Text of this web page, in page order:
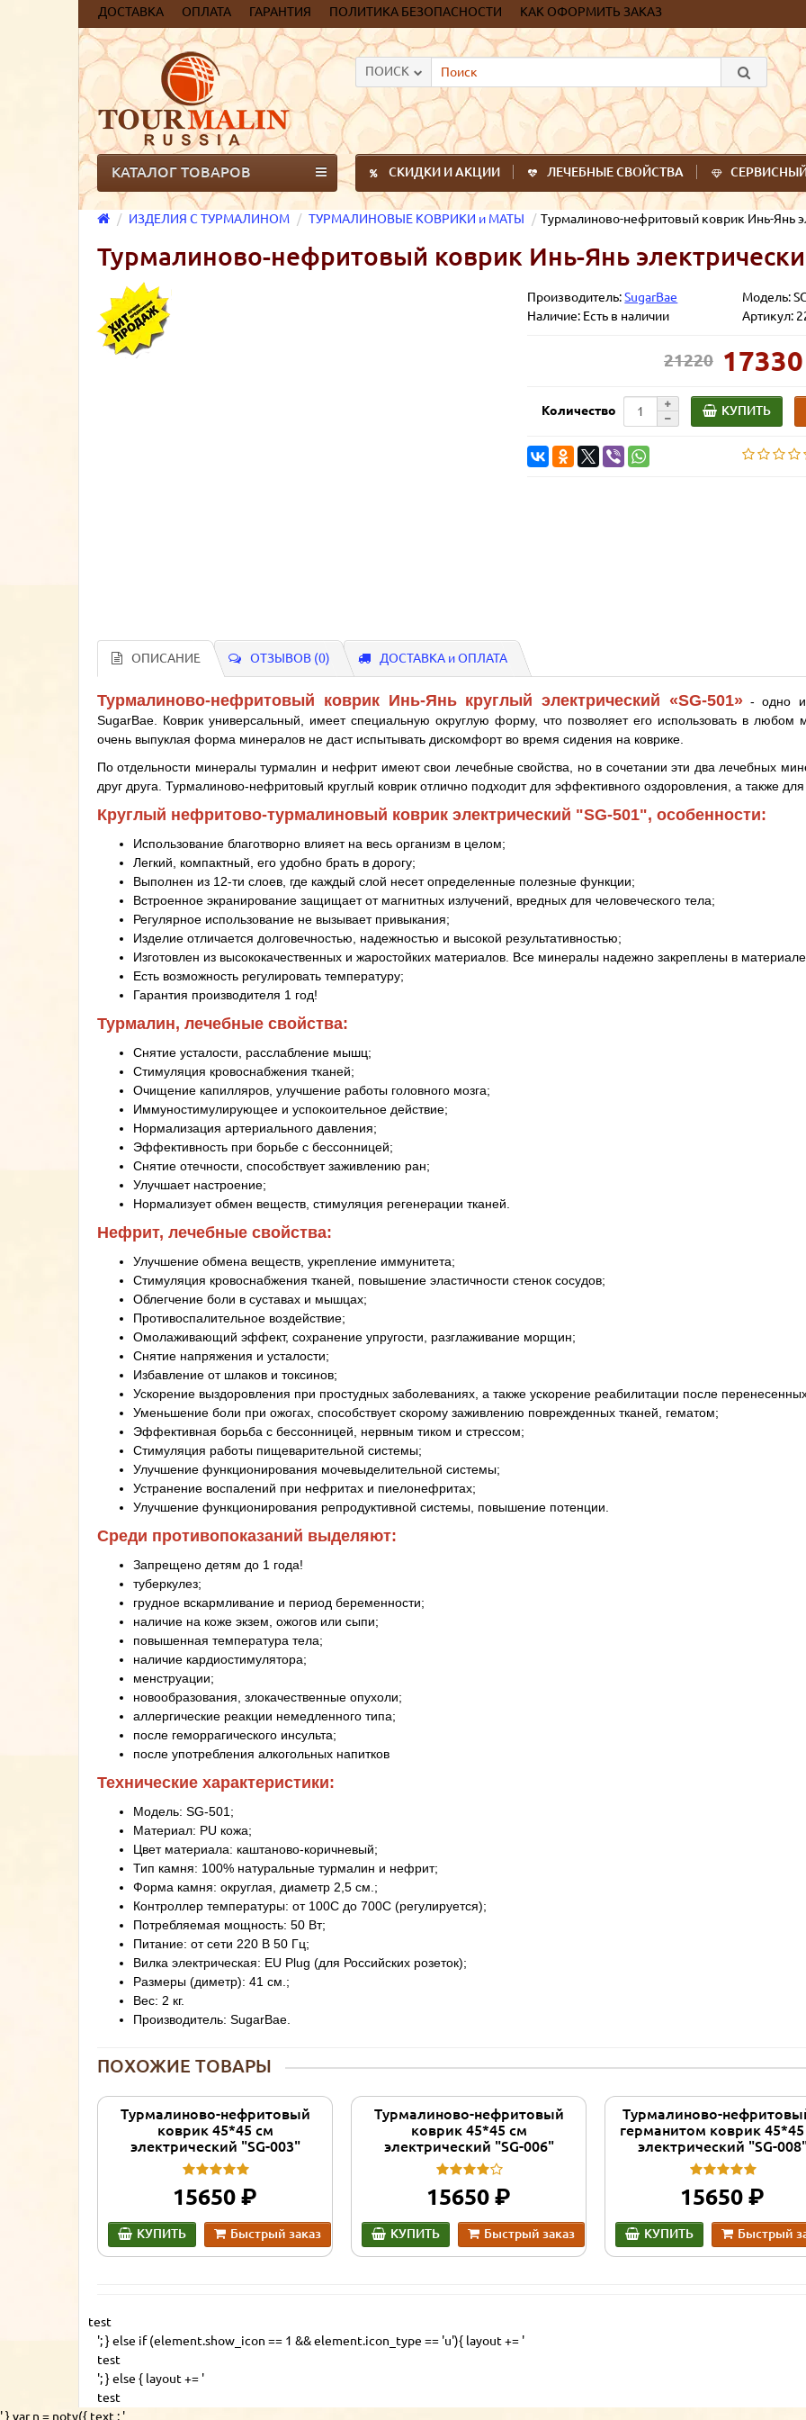
ДОСТАВКА ОПЛАТА ГАРАНТИЯ ПОЛИТИКА БЕЗОПАСНОСТИ КАК ОФОРМИТЬ ЗАКАЗ
ПОИСК
СКИДКИ И АКЦИИ ЛЕЧЕБНЫЕ СВОЙСТВА
КАТАЛОГ ТОВАРОВ
ИЗДЕЛИЯ С ТУРМАЛИНОМ ТУРМАЛИНОВЫЕ КОВРИКИ и МАТЫ Турмалиново-нефритовый коврик Инь-Янь
Турмалиново-нефритовый коврик Инь-Янь
Производитель:SugarBae Модель:
Наличие: Есть в наличии
Артикул:
21220руб.
17330
Количество КУПИТЬ
ОПИСАНИЕ ОТЗЫВОВ (0) ДОСТАВКА и ОПЛАТА
Турмалиново-нефритовый коврик Инь-Янь круглый электрический «SG-501» - одно
SugarBae. Коврик универсальный, имеет специальную округлую форму, что позволяет его использовать в
очень выпуклая форма минералов не даст испытывать дискомфорт во время сидения на коврике.
По отдельности минералы турмалин и нефрит имеют свои лечебные свойства, но в сочетании эти два лечебных
друг друга. Турмалиново-нефритовый круглый коврик отлично подходит для эффективного оздоровления, а также
Круглый нефритово-турмалиновый коврик электрический "SG-501", особенности:
Использование благотворно влияет на весь организм в целом;
Легкий, компактный, его удобно брать в дорогу;
Выполнен из 12-ти слоев, где каждый слой несет определенные полезные функции;
Встроенное экранирование защищает от магнитных излучений, вредных для человеческого тела;
Регулярное использование не вызывает привыкания;
Изделие отличается долговечностью, надежностью и высокой результативностью;
Изготовлен из высококачественных и жаростойких материалов. Все минералы надежно закреплены в
Есть возможность регулировать температуру;
Гарантия производителя 1 год!
Турмалин, лечебные свойства:
Снятие усталости, расслабление мышц;
Стимуляция кровоснабжения тканей;
Очищение капилляров, улучшение работы головного мозга;
Иммуностимулирующее и успокоительное действие;
Нормализация артериального давления;
Эффективность при борьбе с бессонницей;
Снятие отечности, способствует заживлению ран;
Улучшает настроение;
Нормализует обмен веществ, стимуляция регенерации тканей.
Нефрит, лечебные свойства:
Улучшение обмена веществ, укрепление иммунитета;
Стимуляция кровоснабжения тканей, повышение эластичности стенок сосудов;
Облегчение боли в суставах и мышцах;
Противоспалительное воздействие;
Омолаживающий эффект, сохранение упругости, разглаживание морщин;
Снятие напряжения и усталости;
Избавление от шлаков и токсинов;
Ускорение выздоровления при простудных заболеваниях, а также ускорение реабилитации после
Уменьшение боли при ожогах, способствует скорому заживлению поврежденных тканей, гематом;
Эффективная борьба с бессонницей, нервным тиком и стрессом;
Стимуляция работы пищеварительной системы;
Улучшение функционирования мочевыделительной системы;
Устранение воспалений при нефритах и пиелонефритах;
Улучшение функционирования репродуктивной системы, повышение потенции.
Среди противопоказаний выделяют:
Запрещено детям до 1 года!
туберкулез;
грудное вскармливание и период беременности;
наличие на коже экзем, ожогов или сыпи;
повышенная температура тела;
наличие кардиостимулятора;
менструации;
новообразования, злокачественные опухоли;
аллергические реакции немедленного типа;
после геморрагического инсульта;
после употребления алкогольных напитков
Технические характеристики:
Модель: SG-501;
Материал: PU кожа;
Цвет материала: каштаново-коричневый;
Тип камня: 100% натуральные турмалин и нефрит;
Форма камня: округлая, диаметр 2,5 см.;
Контроллер температуры: от 100С до 700С (регулируется);
Потребляемая мощность: 50 Вт;
Питание: от сети 220 В 50 Гц;
Вилка электрическая: EU Plug (для Российских розеток);
Размеры (диметр): 41 см.;
Вес: 2 кг.
Производитель: SugarBae.
ПОХОЖИЕ ТОВАРЫ
Турмалиново-нефритовый
коврик 45*45 см
электрический "SG-003"
15650 руб.
КУПИТЬ Быстрый заказ
Турмалиново-нефритовый
коврик 45*45 см
электрический "SG-006"
15650 руб.
КУПИТЬ Быстрый заказ
Турмалиново-
германитом коврик
электрический "SG-
15650 руб.
КУПИТЬ Быстрый
test
'; } else if (element.show_icon == 1 && element.icon_type == 'u'){ layout += '
test
'; } else { layout += '
test
' } var n = noty({ text : '